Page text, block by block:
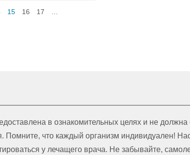
15 16 17
в ознакомительных целях и не должна
Помните, что каждый организм индивидуален!
у лечащего врача. Не забывайте,